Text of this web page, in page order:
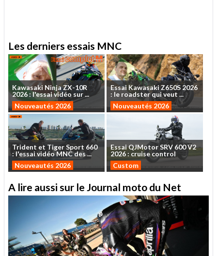
Les derniers essais MNC
Kawasaki NinjaZX-10R
2026: l'essaividéo sur...
Nouveautés 2026
Essai Kawasaki Z650S 2026
: le roadsterquiveut ...
Nouveautés 2026
Trident et TigerSport 660
: l'essaividéoMNCdes...
Nouveautés 2026
EssaiQJMotorSRV 600V2
2026 : cruise control
Custom
A lire aussi sur le Journal moto du Net